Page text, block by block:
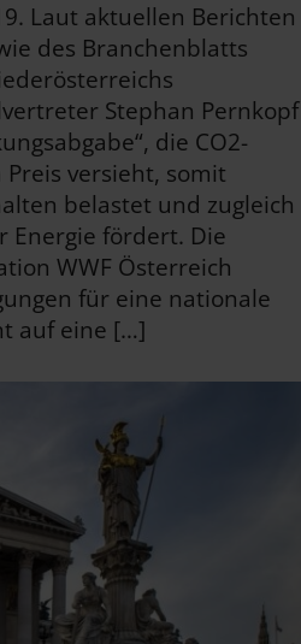
Laut aktuellen Berichten
des Branchenblatts
Stephan Pernkopf
die CO2-
versieht, somit
belastet und zugleich
Energie fördert. Die
WWF Österreich
für eine nationale
auf eine […]